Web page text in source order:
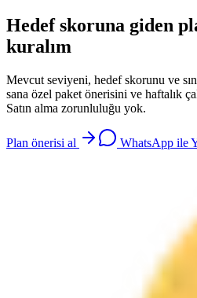
Hedef skoruna giden
kuralım
Mevcut seviyeni, hedef skorunu ve
sana özel paket önerisini ve haftalık
Satın alma zorunluluğu yok.
Plan önerisi al WhatsApp ile